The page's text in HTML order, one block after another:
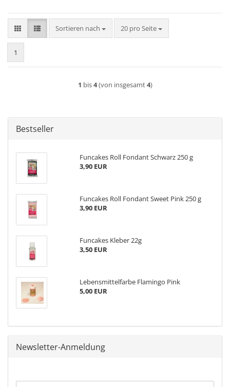
Sortieren nach
Sortieren nach 20 pro Seite
pro Seite
1
1 bis4(von insgesamt4)
Bestseller
Funcakes Roll Fondant Schwarz 250 g
3,90 EUR
Funcakes Roll Fondant Sweet Pink 250 g
3,90 EUR
Funcakes Kleber 22g
3,50 EUR
Lebensmittelfarbe Flamingo Pink
5,00 EUR
Newsletter-Anmeldung